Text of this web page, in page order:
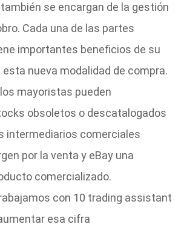
se encargan de la gestión
Cada una de las partes
importantes beneficios de su
nueva modalidad de compra.
mayoristas pueden
obsoletos o descatalogados
intermediarios comerciales
por la venta y eBay una
comercializado.
con 10 trading assistant
esa cifra